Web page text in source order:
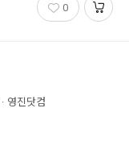
0
영진닷컴